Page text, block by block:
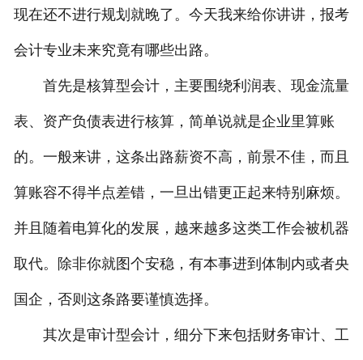
辅导资料
联系我们
在线报名
现在还不进行规划就晚了。今天我来给你讲讲，报考
会计专业未来究竟有哪些出路。
首先是核算型会计，主要围绕利润表、现金流量
表、资产负债表进行核算，简单说就是企业里算账
的。一般来讲，这条出路薪资不高，前景不佳，而且
算账容不得半点差错，一旦出错更正起来特别麻烦。
并且随着电算化的发展，越来越多这类工作会被机器
取代。除非你就图个安稳，有本事进到体制内或者央
国企，否则这条路要谨慎选择。
其次是审计型会计，细分下来包括财务审计、工